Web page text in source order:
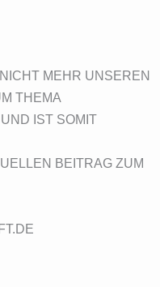
MEHR UNSEREN
THEMA
IST SOMIT
BEITRAG ZUM